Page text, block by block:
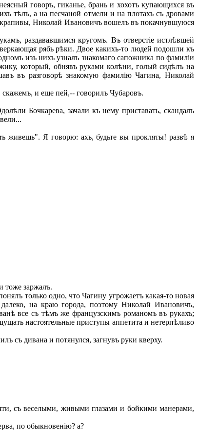
говоръ, гиканье, брань и хохотъ купающихся въ
тѣлъ, а на песчаной отмели и на плотахъ съ дровами
крапивы, Николай Ивановичъ вошелъ въ покачнувшуюся
раздававшимся кругомъ. Въ отверстіе истлѣвшей
рябь рѣки. Двое какихъ-то людей подошли къ
изъ нихъ узналъ знакомаго сапожника по фамиліи
который, обнявъ руками колѣни, голый сидѣлъ на
въ разговорѣ знакомую фамилію Чагина, Николай
и еще пей,-- говорилъ Чубаровъ.
Бочкарева, зачали къ нему приставать, скандалъ
Я говорю: ахъ, будьте вы прокляты! развѣ я
тоже заржалъ.
только одно, что Чагину угрожаетъ какая-то новая
на краю города, поэтому Николай Ивановичъ,
все съ тѣмъ же французскимъ романомъ въ рукахъ;
настоятельные приступы аппетита и нетерпѣливо
съ дивана и потянулся, загнувъ руки кверху.
съ веселыми, живыми глазами и бойкими манерами,
по обыкновенію? а?